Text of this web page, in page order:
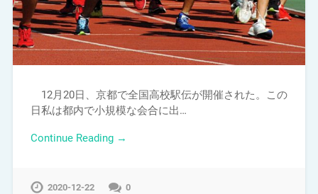
12月20日、京都で全国高校駅伝が開催された。この
日私は都内で小規模な会合に出…
Continue Reading →
2020-12-22 0